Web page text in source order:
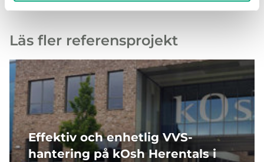
Läs fler referensprojekt
Effektiv och enhetlig VVS-
hantering på kOsh Herentals i